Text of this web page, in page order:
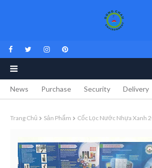
News Purchase Security Delivery
Trang Chủ Sản Phẩm Cốc Lọc Nước Nhựa Xanh